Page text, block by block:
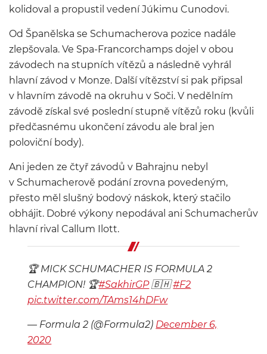
kolidoval a propustil vedení Júkimu Cunodovi.
Od Španělska se Schumacherova pozice nadále
zlepšovala. Ve Spa-Francorchamps dojel v obou
závodech na stupních vítězů a následně vyhrál
hlavní závod v Monze. Další vítězství si pak připsal
v hlavním závodě na okruhu v Soči. V nedělním
závodě získal své poslední stupně vítězů roku (kvůli
předčasnému ukončení závodu ale bral jen
poloviční body).
Ani jeden ze čtyř závodů v Bahrajnu nebyl
v Schumacherově podání zrovna povedeným,
přesto měl slušný bodový náskok, který stačilo
obhájit. Dobré výkony nepodával ani Schumacherův
hlavní rival Callum Ilott.
🏆 MICK SCHUMACHER IS FORMULA 2
CHAMPION! 🏆#SakhirGP🇧🇭#F2
pic.twitter.com/TAms14hDFw
— Formula 2 (@Formula2) December 6,
2020